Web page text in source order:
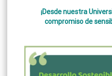
¡Desde nuestra
compromiso de